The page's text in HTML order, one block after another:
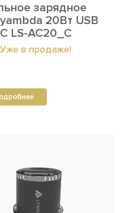
зарядное
20Вт USB
LS-AC20_C
в продаже!